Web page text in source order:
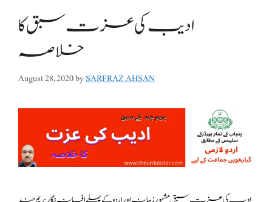
ادیب کی عزت سبق کا
خلاصہ
August 28, 2020bySARFRAZ AHSAN